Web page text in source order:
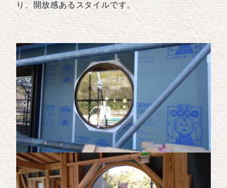
り、開放感あるスタイルです。